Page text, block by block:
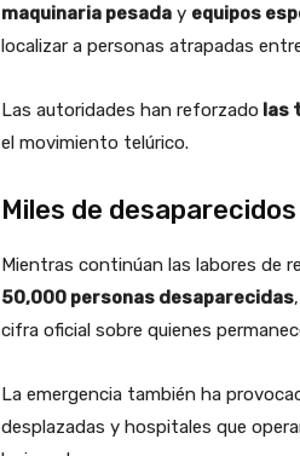
maquinaria pesada y equipos
localizar a personas atrapadas
Las autoridades han reforzado las
el movimiento telúrico.
Miles de desaparecidos
Mientras continúan las labores de
50,000 personas desaparecidas
cifra oficial sobre quienes
La emergencia también ha
desplazadas y hospitales que